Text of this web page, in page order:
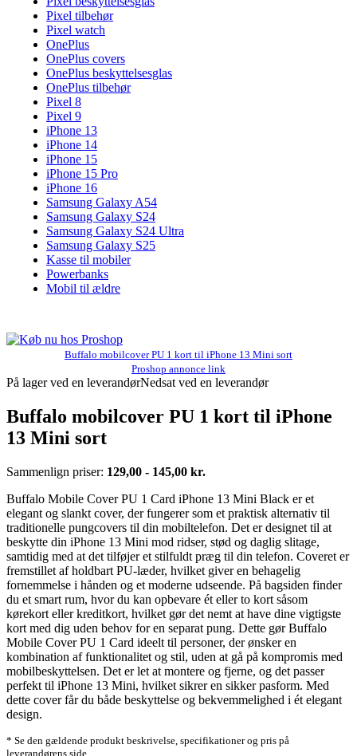
Pixel tilbehør
Pixel watch
OnePlus
OnePlus covers
OnePlus beskyttelsesglas
OnePlus tilbehør
Pixel 8
Pixel 9
iPhone 13
iPhone 14
iPhone 15
iPhone 15 Pro
iPhone 16
Samsung Galaxy A54
Samsung Galaxy S24
Samsung Galaxy S24 Ultra
Samsung Galaxy S25
Kasse til mobiler
Powerbanks
Mobil til ældre
Buffalo mobilcover PU 1 kort til iPhone 13 Mini sort
Proshop annonce link
På lager ved en leverandørNedsat ved en leverandør
Buffalo mobilcover PU 1 kort til iPhone
13 Mini sort
Sammenlign priser: 129,00 - 145,00 kr.
Buffalo Mobile Cover PU 1 Card iPhone 13 Mini Black er et
elegant og slankt cover, der fungerer som et praktisk alternativ til
traditionelle pungcovers til din mobiltelefon. Det er designet til at
beskytte din iPhone 13 Mini mod ridser, stød og daglig slitage,
samtidig med at det tilføjer et stilfuldt præg til din telefon. Coveret er
fremstillet af holdbart PU-læder, hvilket giver en behagelig
fornemmelse i hånden og et moderne udseende. På bagsiden finder
du et smart rum, hvor du kan opbevare ét eller to kort såsom
kørekort eller kreditkort, hvilket gør det nemt at have dine vigtigste
kort med dig uden behov for en separat pung. Dette gør Buffalo
Mobile Cover PU 1 Card ideelt til personer, der ønsker en
kombination af funktionalitet og stil, uden at gå på kompromis med
mobilbeskyttelsen. Det er let at montere og fjerne, og det passer
perfekt til iPhone 13 Mini, hvilket sikrer en sikker pasform. Med
dette cover får du både beskyttelse og bekvemmelighed i ét elegant
design.
* Se den gældende produkt beskrivelse, specifikationer og pris på
leverandørens side.